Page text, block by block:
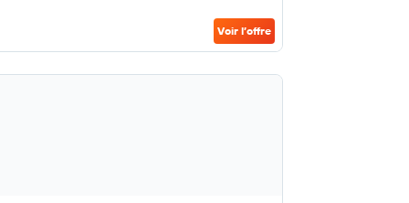
Voir l’offre